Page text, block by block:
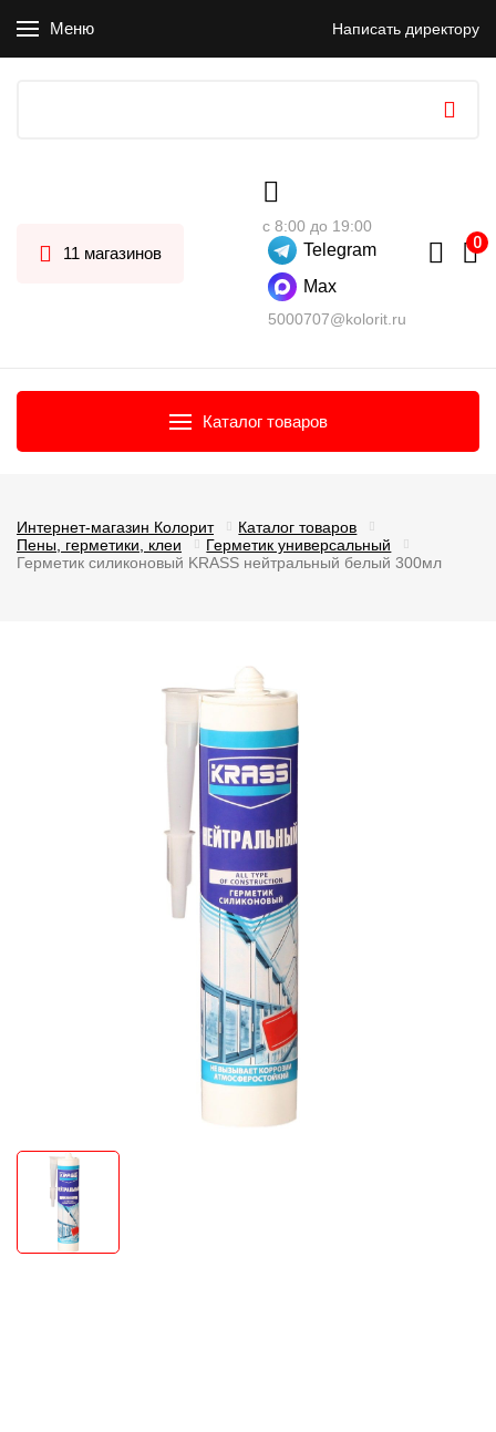
Меню Написать директору
11 магазинов
с 8:00 до 19:00
Telegram
Max
5000707@kolorit.ru
Каталог товаров
Интернет-магазин Колорит
Каталог товаров
Пены, герметики, клеи
Герметик универсальный
Герметик силиконовый KRASS нейтральный белый 300мл